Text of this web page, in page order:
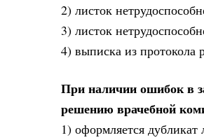
2) листок
3) листок
4) выписка из протокола
При наличии ошибок в
решению врачебной
1) оформляется дубликат